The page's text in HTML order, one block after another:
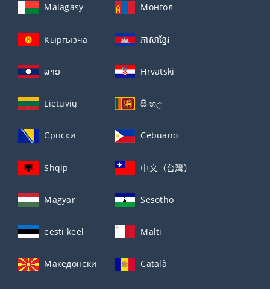
Malagasy Монгол
Кыргызча ភាសាខ្មែរ
ລາວ Hrvatski
Lietuvių සිංහල
Српски Cebuano
Shqip 中文（台灣）
Magyar Sesotho
eesti keel Malti
Македонски Català